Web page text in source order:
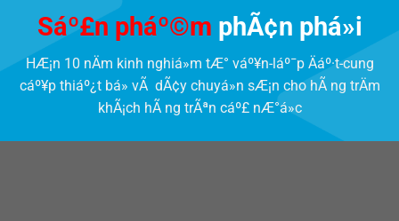
Sáº£n pháº©m phÃ¢n phá»i
HÆ¡n 10 nÄm kinh nghiá»m tÆ° váº¥n-láº¯p Äáº·t-cung
cáº¥p thiáº¿t bá» vÃ dÃ¢y chuyá»n sÆ¡n cho hÃ ng trÄm
khÃ¡ch hÃ ng trÃªn cáº£ nÆ°á»c